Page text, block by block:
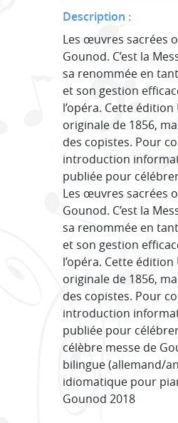
Description :
Les œuvres sacrées
Gounod. C’est la
sa renommée en
et son gestion
l’opéra. Cette
originale de 1856,
des copistes. Pour
introduction
publiée pour
Les œuvres sacrées
Gounod. C’est la
sa renommée en
et son gestion
l’opéra. Cette
originale de 1856,
des copistes. Pour
introduction
publiée pour
célèbre messe de
bilingue (allemand/
idiomatique pour
Gounod 2018